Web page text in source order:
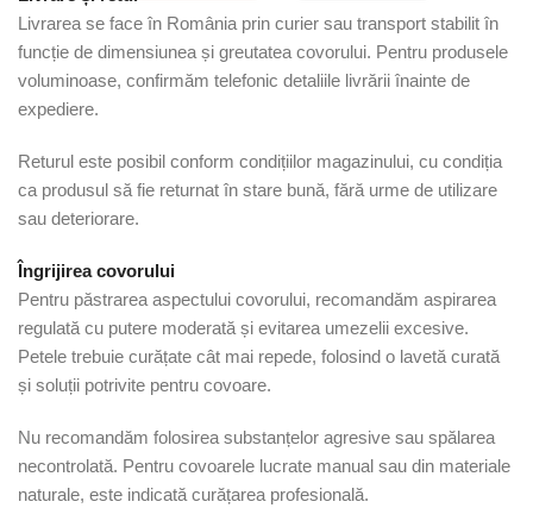
Livrarea se face în România prin curier sau transport stabilit în
funcție de dimensiunea și greutatea covorului. Pentru produsele
voluminoase, confirmăm telefonic detaliile livrării înainte de
expediere.
Returul este posibil conform condițiilor magazinului, cu condiția
ca produsul să fie returnat în stare bună, fără urme de utilizare
sau deteriorare.
Îngrijirea covorului
Pentru păstrarea aspectului covorului, recomandăm aspirarea
regulată cu putere moderată și evitarea umezelii excesive.
Petele trebuie curățate cât mai repede, folosind o lavetă curată
și soluții potrivite pentru covoare.
Nu recomandăm folosirea substanțelor agresive sau spălarea
necontrolată. Pentru covoarele lucrate manual sau din materiale
naturale, este indicată curățarea profesională.